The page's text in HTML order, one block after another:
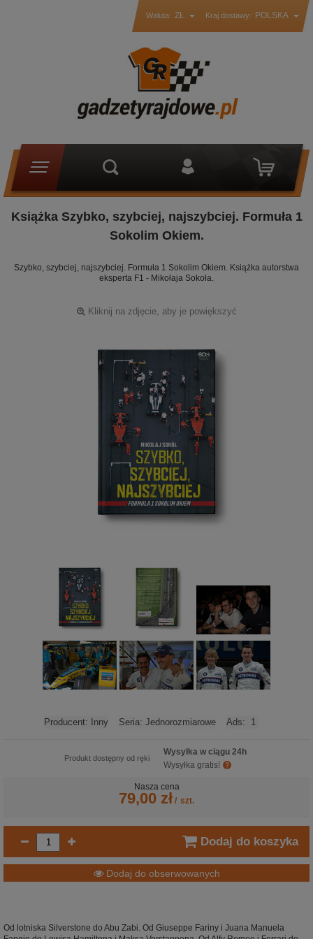
Waluta: ZŁ Kraj dostawy: POLSKA
Książka Szybko, szybciej, najszybciej. Formuła 1
Sokolim Okiem.
Szybko, szybciej, najszybciej. Formuła 1 Sokolim Okiem. Książka autorstwa
eksperta F1 - Mikołaja Sokoła.
Kliknij na zdjęcie, aby je powiększyć
Producent: Inny Seria: Jednorozmiarowe Ads: 1
Produkt dostępny od ręki
Wysyłka w ciągu 24h
Wysyłka gratis!
Nasza cena
79,00 zł / szt.
Dodaj do koszyka
Dodaj do obserwowanych
Od lotniska Silverstone do Abu Zabi. Od Giuseppe Fariny i Juana Manuela